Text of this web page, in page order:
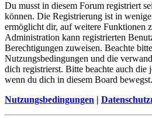
Du musst in diesem Forum registriert
können. Die Registrierung ist in
ermöglicht dir, auf weitere Funktionen
Administration kann registrierten
Berechtigungen zuweisen. Beachte
Nutzungsbedingungen und die
dich registrierst. Bitte beachte auch die
wenn du dich in diesem Board bewegst.
Nutzungsbedingungen |